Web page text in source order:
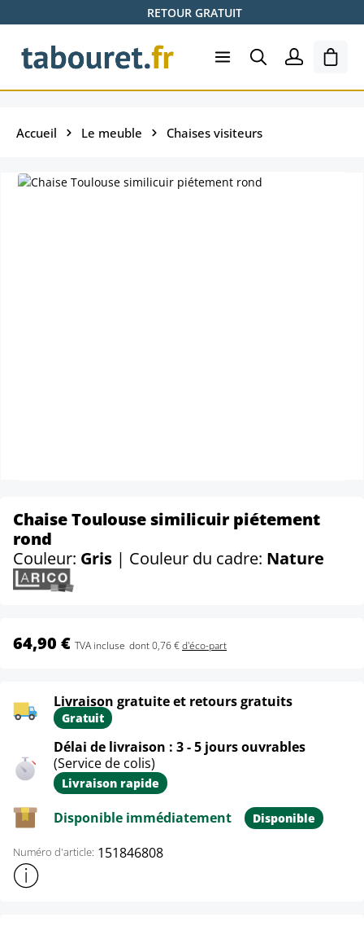
Passer au contenu principalRETOUR GRATUIT
Le
Accueil Le meuble Chaises visiteurs
Chaise Toulouse similicuir piétement
rond
Couleur: Gris | Couleur du cadre: Nature
64,90 € TVA incluse dont 0,76 €d'éco-part
Livraison gratuite et retours gratuits
Gratuit
Délai de livraison : 3 - 5 jours ouvrables
(Service de colis)
Livraison rapide
Disponible immédiatement Disponible
Numéro d'article: 151846808
Afficher plus d'informations sur le produit